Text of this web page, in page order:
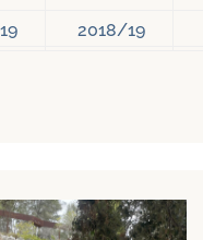
2018/19